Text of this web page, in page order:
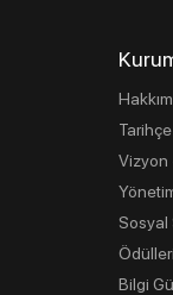
Tarihçe
Vizyon
Sosyal
Bilgi